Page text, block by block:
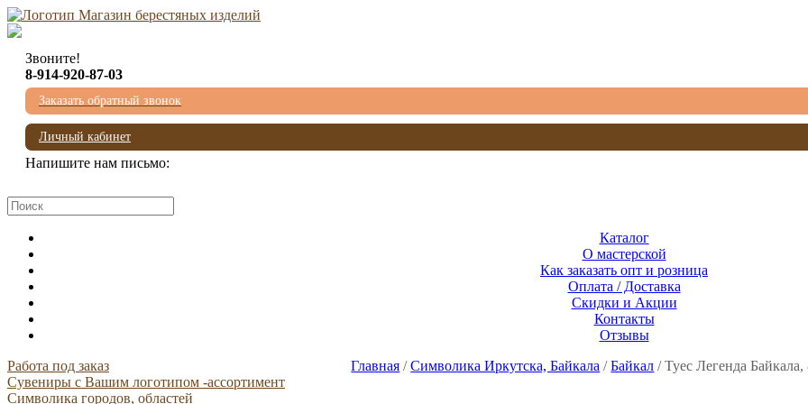
Звоните!
8-914-920-87-03
Заказать обратный звонок
Личный кабинет
Напишите нам письмо:
Каталог
О мастерской
Как заказать опт и розница
Оплата / Доставка
Скидки и Акции
Контакты
Отзывы
Главная /Символика Иркутска, Байкала /Байкал / Туес Легенда
Работа под заказ
Сувениры с Вашим логотипом -ассортимент
Символика городов, областей